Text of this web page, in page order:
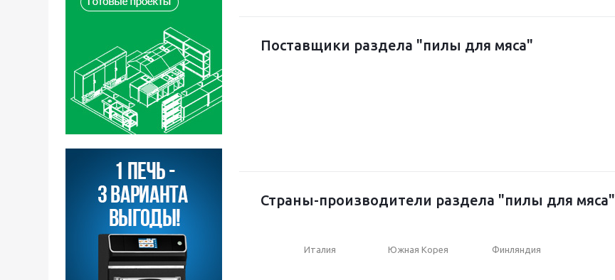
Поставщики раздела "пилы для мяса"
Страны-производители раздела "пилы для мяса"
Италия Южная Корея Финляндия